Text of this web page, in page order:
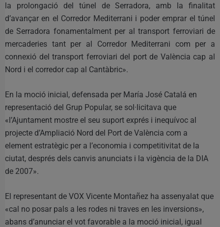
la prolongació del túnel de Serradora, amb la finalitat
d’avançar en el Corredor Mediterrani i poder emprar el túnel
de Serradora fonamentalment per al transport ferroviari de
mercaderies tant per al Corredor Mediterrani com per a
connexió del transport ferroviari del port de València cap al
Nord i el corredor cap al Cantàbric».
En la moció inicial, defensada per María José Catalá en
representació del Grup Popular, se sol·licitava que
«l’Ajuntament mostre el seu suport exprés i inequívoc al
projecte d’Ampliació Nord del Port de València com a
element estratègic per a l’economia i competitivitat de la
ciutat, després dels canvis anunciats i la vigència de la DIA
de 2007».
El representant de VOX Vicente Montañez ha assenyalat que
«cal no posar pals a les rodes ni traves en les inversions»,
abans d’anunciar el vot favorable a la moció inicial, igual